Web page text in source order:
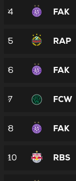
4 FAK
5 RAP
6 FAK
7 FCW
8 FAK
10 RBS